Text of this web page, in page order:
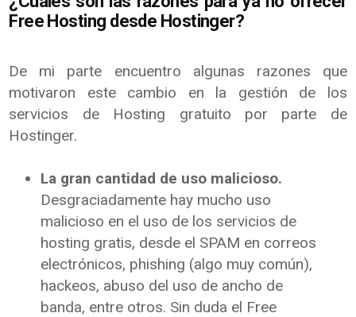
Free Hosting desde Hostinger?
De mi parte encuentro algunas razones que
motivaron este cambio en la gestión de los
servicios de Hosting gratuito por parte de
Hostinger.
La gran cantidad de uso malicioso.
Desgraciadamente hay mucho uso
malicioso en el uso de los servicios de
hosting gratis, desde el SPAM en correos
electrónicos, phishing (algo muy común),
hackeos, abuso del uso de ancho de
banda, entre otros. Sin duda el Free